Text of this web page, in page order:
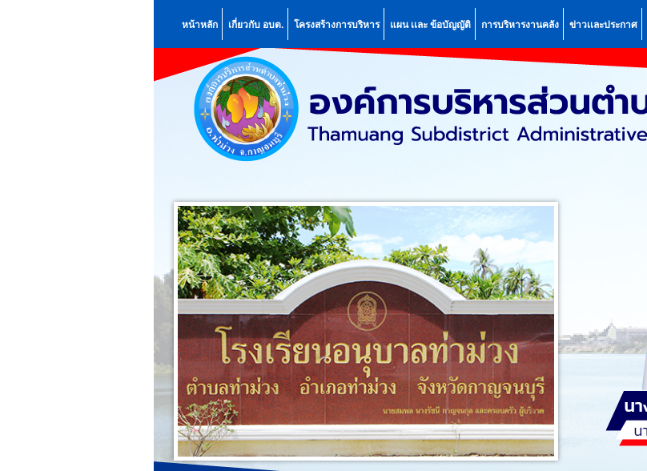
หน้าหลัก เกี่ยวกับ อบต. โครงสร้างการบริหาร แผน เเละ ข้อบัญญัติ การบริหารงานคลัง ข่าวเเละประกาศ